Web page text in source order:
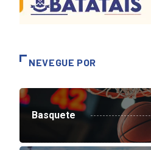
NEVEGUE POR
Basquete